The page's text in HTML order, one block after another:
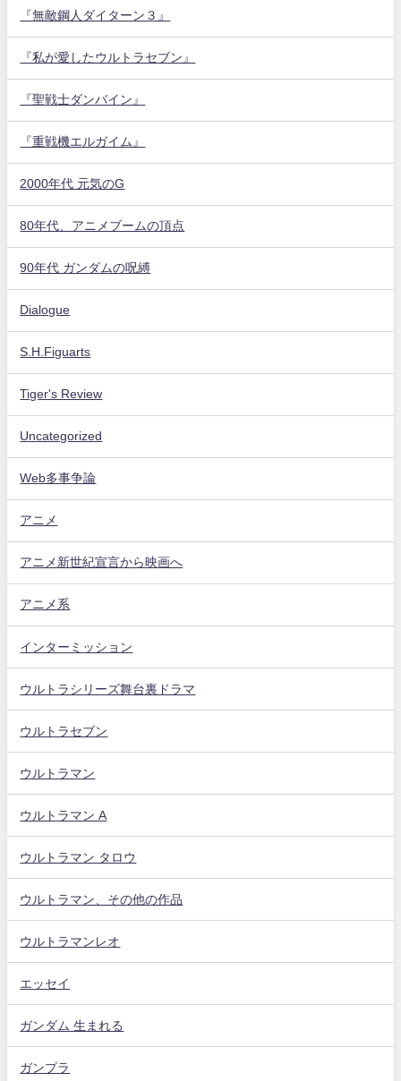
『無敵鋼人ダイターン３』
『私が愛したウルトラセブン』
『聖戦士ダンバイン』
『重戦機エルガイム』
2000年代 元気のG
80年代、アニメブームの頂点
90年代 ガンダムの呪縛
Dialogue
S.H.Figuarts
Tiger's Review
Uncategorized
Web多事争論
アニメ
アニメ新世紀宣言から映画へ
アニメ系
インターミッション
ウルトラシリーズ舞台裏ドラマ
ウルトラセブン
ウルトラマン
ウルトラマン A
ウルトラマン タロウ
ウルトラマン、その他の作品
ウルトラマンレオ
エッセイ
ガンダム 生まれる
ガンプラ